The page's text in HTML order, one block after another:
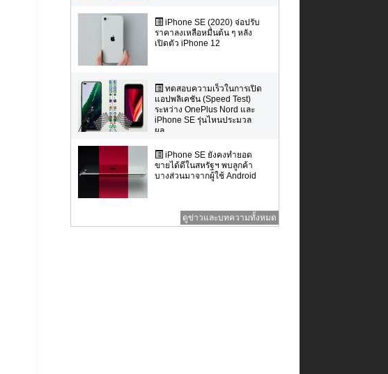
iPhone SE (2020) จ่อปรับ
ราคาลงเหลือหมื่นต้น ๆ หลัง
เปิดตัว iPhone 12
ทดสอบความเร็วในการเปิด
แอปพลิเคชัน (Speed Test)
ระหว่าง OnePlus Nord และ
iPhone SE รุ่นไหนประมวล
ผล...
iPhone SE ยังคงทำยอด
ขายได้ดีในสหรัฐฯ พบลูกค้า
บางส่วนมาจากผู้ใช้ Android
ดูข่าวและบทความทั้งหมด